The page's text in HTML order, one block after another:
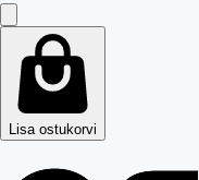
Lisa ostukorvi